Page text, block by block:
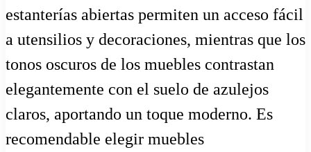
estanterías abiertas permiten un acceso fácil
a utensilios y decoraciones, mientras que los
tonos oscuros de los muebles contrastan
elegantemente con el suelo de azulejos
claros, aportando un toque moderno. Es
recomendable elegir muebles